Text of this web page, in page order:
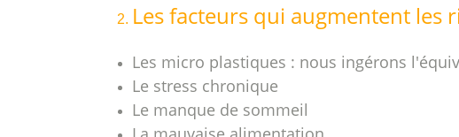
Les facteurs qui augmentent les
Les micro plastiques : nous ingérons
Le stress chronique
Le manque de sommeil